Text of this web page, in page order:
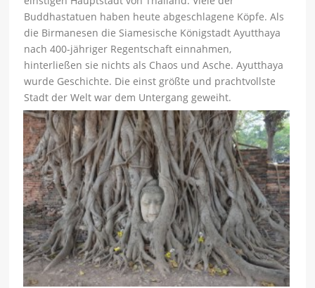
Buddhastatuen haben heute abgeschlagene Köpfe. Als
die Birmanesen die Siamesische Königstadt Ayutthaya
nach 400-jähriger Regentschaft einnahmen,
hinterließen sie nichts als Chaos und Asche. Ayutthaya
wurde Geschichte. Die einst größte und prachtvollste
Stadt der Welt war dem Untergang geweiht.